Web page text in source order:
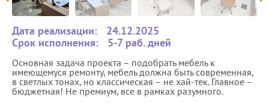
Дата реализации:
24.12.2025
Срок исполнения:
5-7 раб. дней
Основная задача проекта – подобрать мебель к
имеющемуся ремонту, мебель должна быть современная,
в светлых тонах, но классическая – не хай-тек. Главное –
бюджетная! Не премиум, все в рамках разумного.